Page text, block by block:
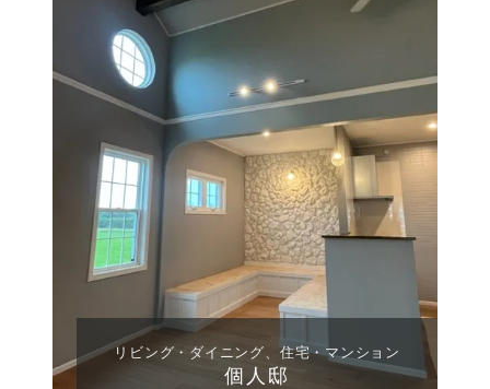
リビング・ダイニング、住宅・マンション
個人邸